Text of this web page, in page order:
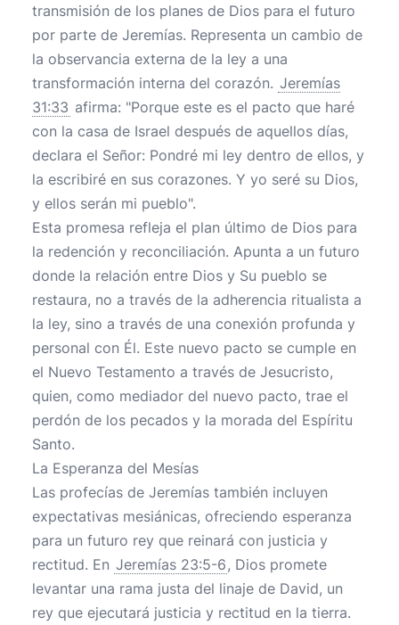
transmisión de los planes de Dios para el futuro
por parte de Jeremías. Representa un cambio de
la observancia externa de la ley a una
transformación interna del corazón. Jeremías
31:33 afirma: "Porque este es el pacto que haré
con la casa de Israel después de aquellos días,
declara el Señor: Pondré mi ley dentro de ellos, y
la escribiré en sus corazones. Y yo seré su Dios,
y ellos serán mi pueblo".
Esta promesa refleja el plan último de Dios para
la redención y reconciliación. Apunta a un futuro
donde la relación entre Dios y Su pueblo se
restaura, no a través de la adherencia ritualista a
la ley, sino a través de una conexión profunda y
personal con Él. Este nuevo pacto se cumple en
el Nuevo Testamento a través de Jesucristo,
quien, como mediador del nuevo pacto, trae el
perdón de los pecados y la morada del Espíritu
Santo.
La Esperanza del Mesías
Las profecías de Jeremías también incluyen
expectativas mesiánicas, ofreciendo esperanza
para un futuro rey que reinará con justicia y
rectitud. En Jeremías 23:5-6, Dios promete
levantar una rama justa del linaje de David, un
rey que ejecutará justicia y rectitud en la tierra.